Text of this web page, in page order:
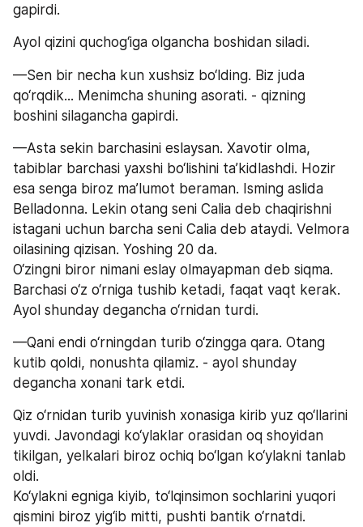
gapirdi.
Ayol qizini quchog‘iga olgancha boshidan siladi.
—Sen bir necha kun xushsiz bo‘lding. Biz juda
qo‘rqdik... Menimcha shuning asorati. - qizning
boshini silagancha gapirdi.
—Asta sekin barchasini eslaysan. Xavotir olma,
tabiblar barchasi yaxshi bo‘lishini taʼkidlashdi. Hozir
esa senga biroz maʼlumot beraman. Isming aslida
Belladonna. Lekin otang seni Calia deb chaqirishni
istagani uchun barcha seni Calia deb ataydi. Velmora
oilasining qizisan. Yoshing 20 da.
O‘zingni biror nimani eslay olmayapman deb siqma.
Barchasi o‘z o‘rniga tushib ketadi, faqat vaqt kerak.
Ayol shunday degancha o‘rnidan turdi.
—Qani endi o‘rningdan turib o‘zingga qara. Otang
kutib qoldi, nonushta qilamiz. - ayol shunday
degancha xonani tark etdi.
Qiz o‘rnidan turib yuvinish xonasiga kirib yuz qo‘llarini
yuvdi. Javondagi ko‘ylaklar orasidan oq shoyidan
tikilgan, yelkalari biroz ochiq bo‘lgan ko‘ylakni tanlab
oldi.
Ko‘ylakni egniga kiyib, to‘lqinsimon sochlarini yuqori
qismini biroz yig‘ib mitti, pushti bantik o‘rnatdi.